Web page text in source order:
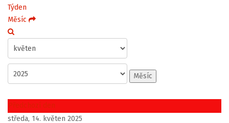
Týden
Měsíc
Měsíc
Předchozí den
středa, 14. květen 2025